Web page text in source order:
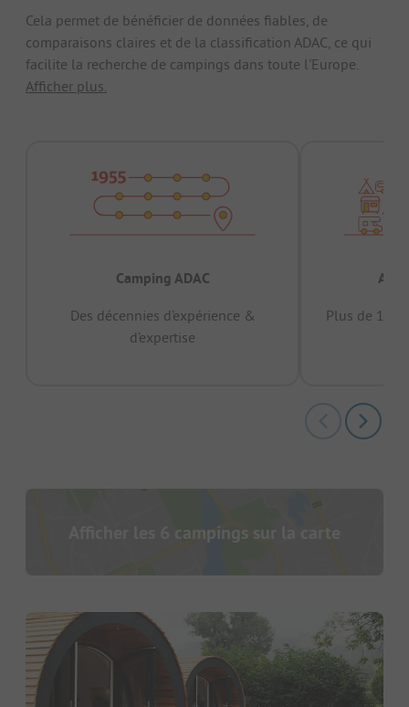
Cela permet de bénéficier de données fiables, de
comparaisons claires et de la classification ADAC, ce qui
facilite la recherche de campings dans toute l'Europe.
Afficher plus.
Camping ADAC
Des décennies d’expérience &
d’expertise
Plus de 15
Afficher les 6 campings sur la carte